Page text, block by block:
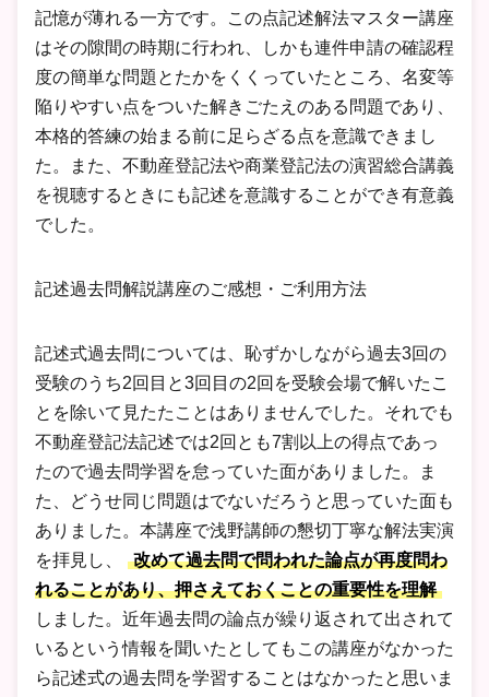
記憶が薄れる一方です。この点記述解法マスター講座
はその隙間の時期に行われ、しかも連件申請の確認程
度の簡単な問題とたかをくくっていたところ、名変等
陥りやすい点をついた解きごたえのある問題であり、
本格的答練の始まる前に足らざる点を意識できまし
た。また、不動産登記法や商業登記法の演習総合講義
を視聴するときにも記述を意識することができ有意義
でした。
記述過去問解説講座のご感想・ご利用方法
記述式過去問については、恥ずかしながら過去3回の
受験のうち2回目と3回目の2回を受験会場で解いたこ
とを除いて見たたことはありませんでした。それでも
不動産登記法記述では2回とも7割以上の得点であっ
たので過去問学習を怠っていた面がありました。ま
た、どうせ同じ問題はでないだろうと思っていた面も
ありました。本講座で浅野講師の懇切丁寧な解法実演
を拝見し、
改めて過去問で問われた論点が再度問わ
れることがあり、押さえておくことの重要性を理解
しました。近年過去問の論点が繰り返されて出されて
いるという情報を聞いたとしてもこの講座がなかった
ら記述式の過去問を学習することはなかったと思いま